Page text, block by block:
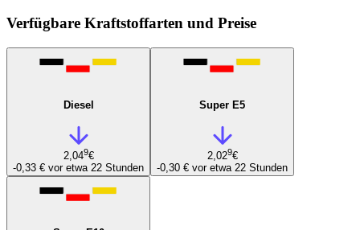
Verfügbare Kraftstoffarten und Preise
Diesel
2,049€
-0,33 € vor etwa 22 Stunden
Super E5
2,029€
-0,30 € vor etwa 22 Stunden